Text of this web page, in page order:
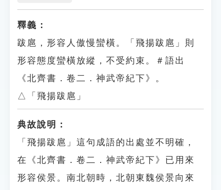
釋義：
跋扈，形容人傲慢蠻橫。「飛揚跋扈」則
形容態度蠻橫放縱，不受約束。＃語出
《北齊書．卷二．神武帝紀下》。
△「飛揚跋扈」
典故說明：
「飛揚跋扈」這句成語的出處並不明確，
在《北齊書．卷二．神武帝紀下》已用來
形容侯景。南北朝時，北朝東魏侯景向來